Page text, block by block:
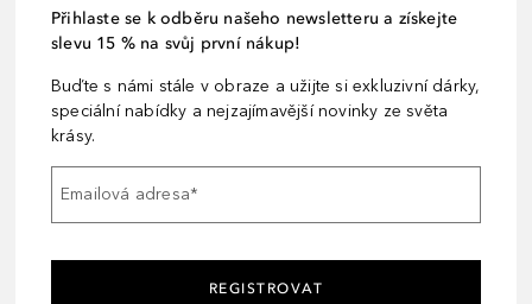
Přihlaste se k odběru našeho newsletteru a získejte
slevu 15 % na svůj první nákup!
Buďte s námi stále v obraze a užijte si exkluzivní dárky,
speciální nabídky a nejzajímavější novinky ze světa
krásy.
Emailová adresa*
REGISTROVAT